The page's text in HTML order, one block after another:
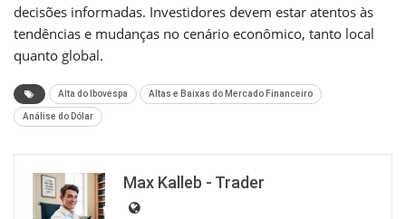
decisões informadas. Investidores devem estar atentos às
tendências e mudanças no cenário econômico, tanto local
quanto global.
Alta do Ibovespa Altas e Baixas do Mercado Financeiro
Análise do Dólar
Max Kalleb - Trader